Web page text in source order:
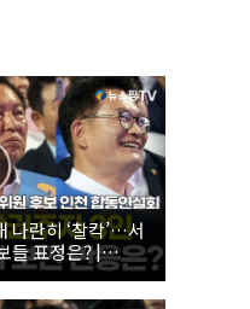
나란히 ‘찰칵’…서
들 표정은? |
표·최고위원 후